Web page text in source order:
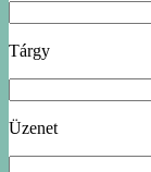
Tárgy
Üzenet